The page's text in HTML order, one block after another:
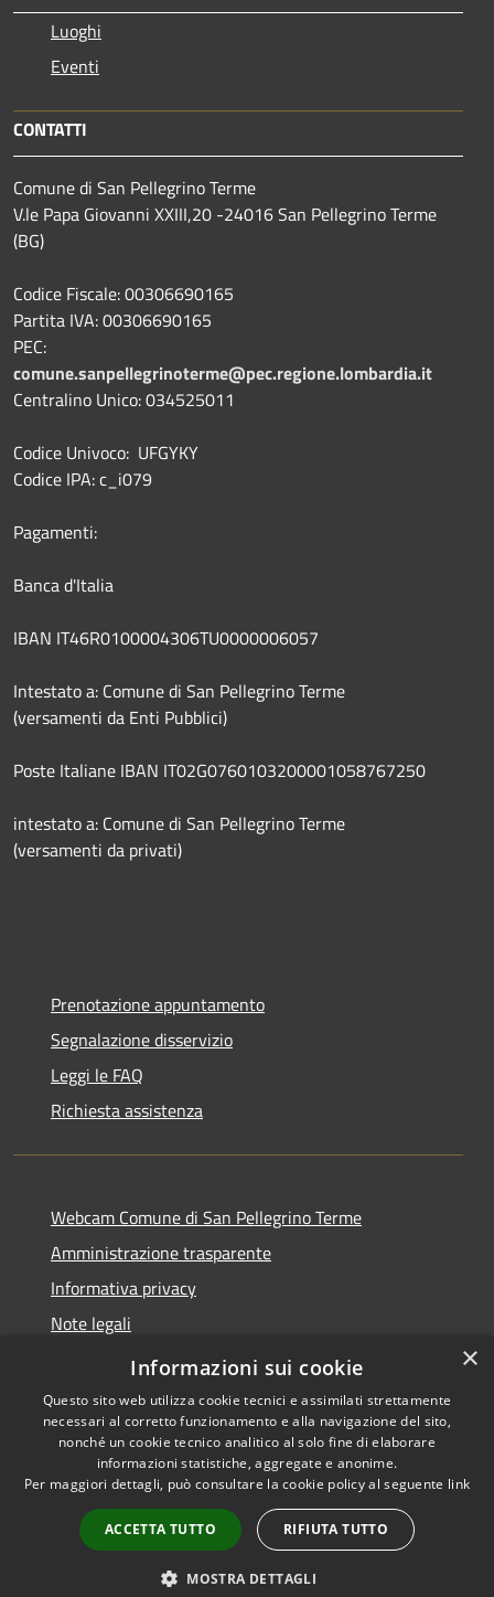
Luoghi
Eventi
CONTATTI
Comune di San Pellegrino Terme
V.le Papa Giovanni XXIII,20 -24016 San Pellegrino Terme
(BG)
Codice Fiscale: 00306690165
Partita IVA: 00306690165
PEC:
comune.sanpellegrinoterme@pec.regione.lombardia.it
Centralino Unico: 034525011
Codice Univoco: UFGYKY
Codice IPA: c_i079
Pagamenti:
Banca d'Italia
IBAN IT46R0100004306TU0000006057
Intestato a: Comune di San Pellegrino Terme
(versamenti da Enti Pubblici)
Poste Italiane IBAN IT02G0760103200001058767250
intestato a: Comune di San Pellegrino Terme
(versamenti da privati)
Prenotazione appuntamento
Segnalazione disservizio
Leggi le FAQ
Richiesta assistenza
Webcam Comune di San Pellegrino Terme
Amministrazione trasparente
Informativa privacy
Note legali
Dichiarazione di accessibilità
Accessibilità
Copyright © 2026 • Comune di
San Pellegrino Terme •
Powered byMunicipium
Accesso redazione
×
Informazioni sui cookie
Questo sito web utilizza cookie tecnici e assimilati strettamente
necessari al corretto funzionamento e alla navigazione del sito,
nonché un cookie tecnico analitico al solo fine di elaborare
informazioni statistiche, aggregate e anonime.
Per maggiori dettagli, può consultare la cookie policy al seguente link
ACCETTA TUTTO RIFIUTA TUTTO
MOSTRA DETTAGLI